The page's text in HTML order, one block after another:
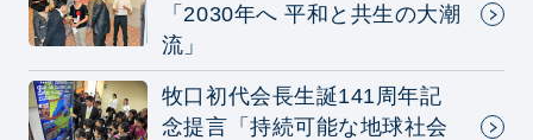
「2030年へ 平和と共生の大潮
流」
牧口初代会長生誕141周年記
念提言「持続可能な地球社会